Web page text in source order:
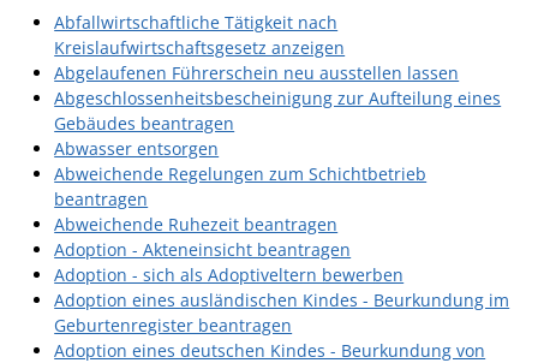
Angebote für Geflüchtete
Wirtschaft + Handel
Öffnungszeiten
Kontakt
Online-Bürgerportal
Bürgerservice
Abfallwirtschaftliche Tätigkeit nach
Kreislaufwirtschaftsgesetz anzeigen
Abgelaufenen Führerschein neu ausstellen lassen
Abgeschlossenheitsbescheinigung zur Aufteilung eines
Gebäudes beantragen
Abwasser entsorgen
Abweichende Regelungen zum Schichtbetrieb
beantragen
Abweichende Ruhezeit beantragen
Adoption - Akteneinsicht beantragen
Adoption - sich als Adoptiveltern bewerben
Adoption eines ausländischen Kindes - Beurkundung im
Geburtenregister beantragen
Adoption eines deutschen Kindes - Beurkundung von